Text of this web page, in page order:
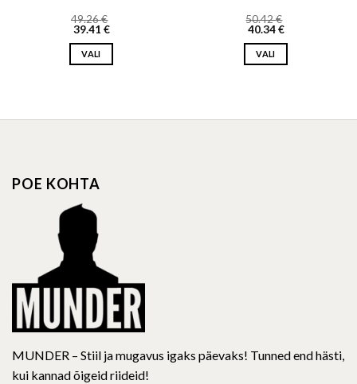
49.26€
39.41 €
VALI
multiple
may
chosen
on
the
product
page
50.42€
40.34€
VALI
multiple
POE KOHTA
MUNDER – Stiil ja mugavus igaks päevaks! Tunned end hästi,
kui kannad õigeid riideid!